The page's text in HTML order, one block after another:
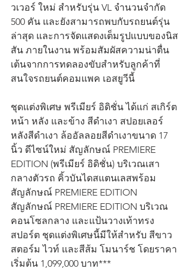
วเวอร์ ใหม่ สำหรับรุ่น VL จำนวนจำกัด
500 คัน และยังสามารถพบกับรถยนต์รุ่น
ล่าสุด และการจัดแสดงเต็มรูปแบบของนิส
สัน ภายในงาน พร้อมสัมผัสความน่าตื่น
เต้นจากการทดลองขับสำหรับลูกค้าที่
สนใจรถยนต์คอมแพค เอสยูวีนี้
ชุดแต่งพิเศษ พรีเมียร์ อิดิชั่น ได้แก่ สเกิร์ต
หน้า หลัง และข้าง สีดำเงา สปอยเลอร์
หลังสีดำเงา ล้ออัลลอยสีดำเงาขนาด 17
นิ้ว ดีไซน์ใหม่ สัญลักษณ์ PREMIERE
EDITION (พรีเมียร์ อิดิชั่น) บริเวณเสา
กลางตัวรถ คิ้วบันไดสแตนเลสพร้อม
สัญลักษณ์ PREMIERE EDITION
สัญลักษณ์ PREMIERE EDITION บริเวณ
คอนโซลกลาง และแป้นวางเท้าทรง
สปอร์ต ชุดแต่งพิเศษนี้มีให้สำหรับ สีขาว
สตอร์ม ไวท์ และสีส้ม โมนาร์ช โดยราคา
เริ่มต้น 1,099,000 บาท***